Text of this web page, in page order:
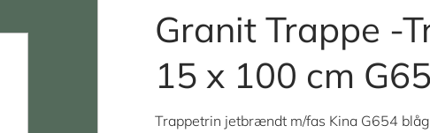
Granit Trappe -
15 x 100 cm
Trappetrin jetbrændt m/fas Kina G654